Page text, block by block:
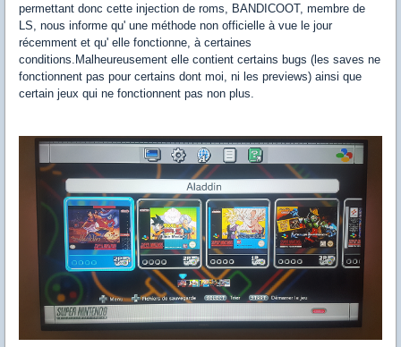
permettant donc cette injection de roms, BANDICOOT, membre de
LS, nous informe qu' une méthode non officielle à vue le jour
récemment et qu' elle fonctionne, à certaines
conditions.Malheureusement elle contient certains bugs (les saves ne
fonctionnent pas pour certains dont moi, ni les previews) ainsi que
certain jeux qui ne fonctionnent pas non plus.